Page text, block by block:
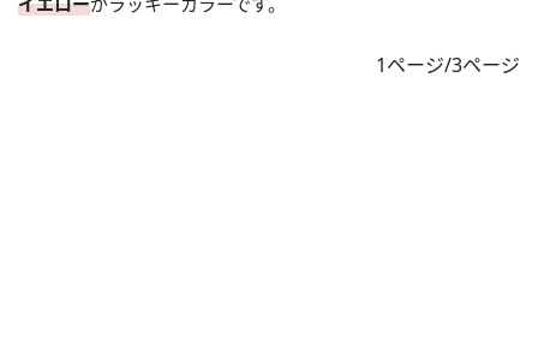
1ページ/3ページ